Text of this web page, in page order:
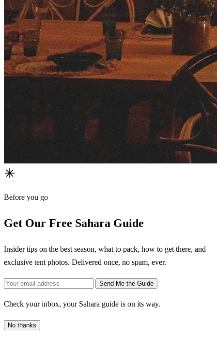
Before you go
Get Our Free Sahara Guide
Insider tips on the best season, what to pack, how to get there, and
exclusive tent photos. Delivered once, no spam, ever.
Send Me the Guide
Check your inbox, your Sahara guide is on its way.
No thanks